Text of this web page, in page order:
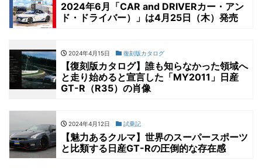
2024年6月「CAR and DRIVERカー・アン
ド・ドライバー）」は4月25日（木）発売
2024年4月15日 復刻版カタログ
【復刻版カタログ】誰も知らなかった領域へ
と走り始めると宣言した「MY2011」日産
GT-R（R35）の肖像
2024年4月12日 試乗記
【魅力あるクルマ】世界のスーパースポーツ
と比類する日産GT-Rの圧倒的な存在感